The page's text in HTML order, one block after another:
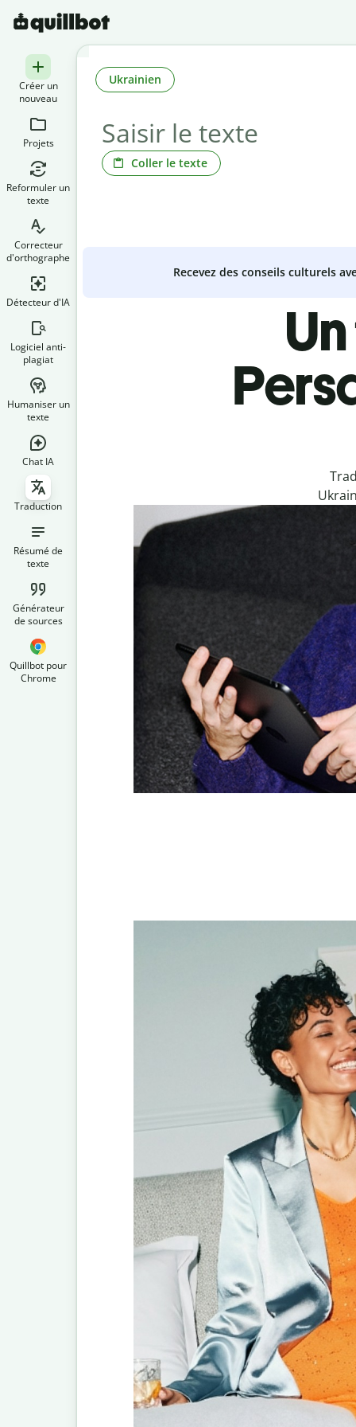
Créer un
nouveau
Projets
Reformuler un
texte
Correcteur
d'orthographe
Détecteur d'IA
Logiciel anti-
plagiat
Humaniser un
texte
Chat IA
Traduction
Résumé de
texte
Générateur
de sources
Quillbot pour
Chrome
Coller le texte
Ukrainien
Recevez des conseils culturels